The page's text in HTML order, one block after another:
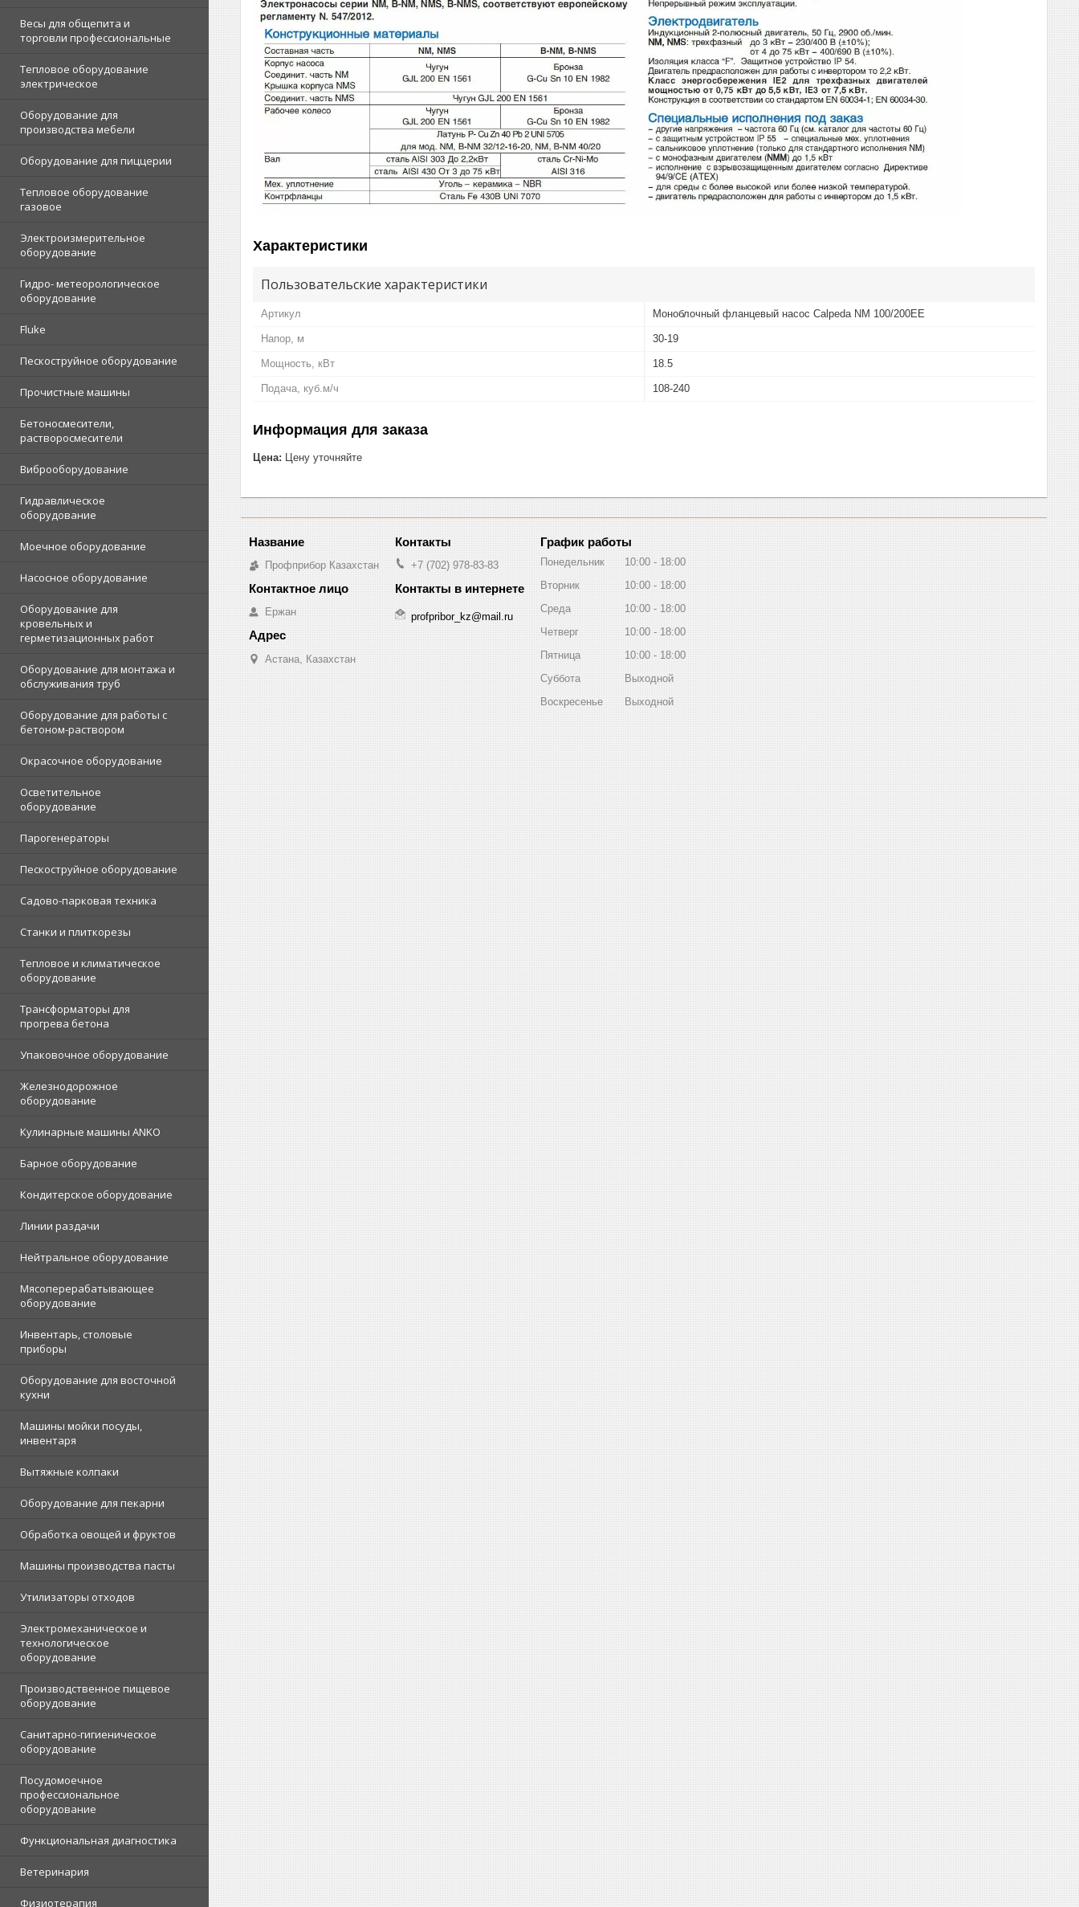
Весы для общепита и
торговли профессиональные
Тепловое оборудование
электрическое
Оборудование для
производства мебели
Оборудование для пиццерии
Тепловое оборудование
газовое
Электроизмерительное
оборудование
Гидро- метеорологическое
оборудование
Fluke
Пескоструйное оборудование
Прочистные машины
Бетоносмесители,
растворосмесители
Виброоборудование
Гидравлическое
оборудование
Моечное оборудование
Насосное оборудование
Оборудование для
кровельных и
герметизационных работ
Оборудование для монтажа и
обслуживания труб
Оборудование для работы с
бетоном-раствором
Окрасочное оборудование
Осветительное
оборудование
Парогенераторы
Пескоструйное оборудование
Садово-парковая техника
Станки и плиткорезы
Тепловое и климатическое
оборудование
Трансформаторы для
прогрева бетона
Упаковочное оборудование
Железнодорожное
оборудование
Кулинарные машины ANKO
Барное оборудование
Кондитерское оборудование
Линии раздачи
Нейтральное оборудование
Мясоперерабатывающее
оборудование
Инвентарь, столовые
приборы
Оборудование для восточной
кухни
Машины мойки посуды,
инвентаря
Вытяжные колпаки
Оборудование для пекарни
Обработка овощей и фруктов
Машины производства пасты
Утилизаторы отходов
Электромеханическое и
технологическое
оборудование
Производственное пищевое
оборудование
Санитарно-гигиеническое
оборудование
Посудомоечное
профессиональное
оборудование
Функциональная диагностика
Ветеринария
Физиотерапия
Характеристики
Пользовательские характеристики
Артикул Моноблочный фланцевый насос Calpeda NM 100/200EE
Напор, м 30-19
Мощность, кВт 18.5
Подача, куб.м/ч 108-240
Информация для заказа
Цена: Цену уточняйте
Профприбор Казахстан
Ержан
Астана, Казахстан
+7 (702) 978-83-83
profpribor_kz@mail.ru
График работы
Понедельник 10:00
18:00
Вторник
10:00
18:00
Среда
10:00
18:00
Четверг
10:00
18:00
Пятница
10:00
18:00
Суббота
Выходной
Воскресенье
Выходной